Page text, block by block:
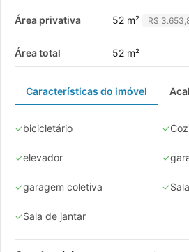
Área privativa 52 m² R$
Área total 52 m²
Características do imóvel
✓bicicletário ✓
✓elevador ✓
✓garagem coletiva ✓
✓Sala de jantar